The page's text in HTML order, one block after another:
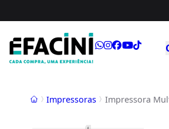
InícioImpressoras Impressora